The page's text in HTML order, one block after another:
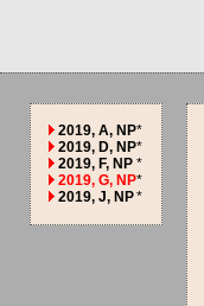
2019, A, NP*
2019, D, NP*
2019, F, NP *
2019, G, NP*
2019, J, NP*